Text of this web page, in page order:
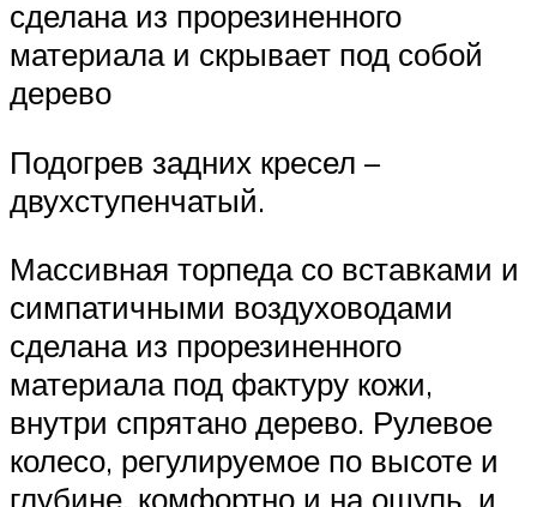
сделана из прорезиненного
материала и скрывает под собой
дерево
Подогрев задних кресел –
двухступенчатый.
Массивная торпеда со вставками и
симпатичными воздуховодами
сделана из прорезиненного
материала под фактуру кожи,
внутри спрятано дерево. Рулевое
колесо, регулируемое по высоте и
глубине, комфортно и на ощупь, и